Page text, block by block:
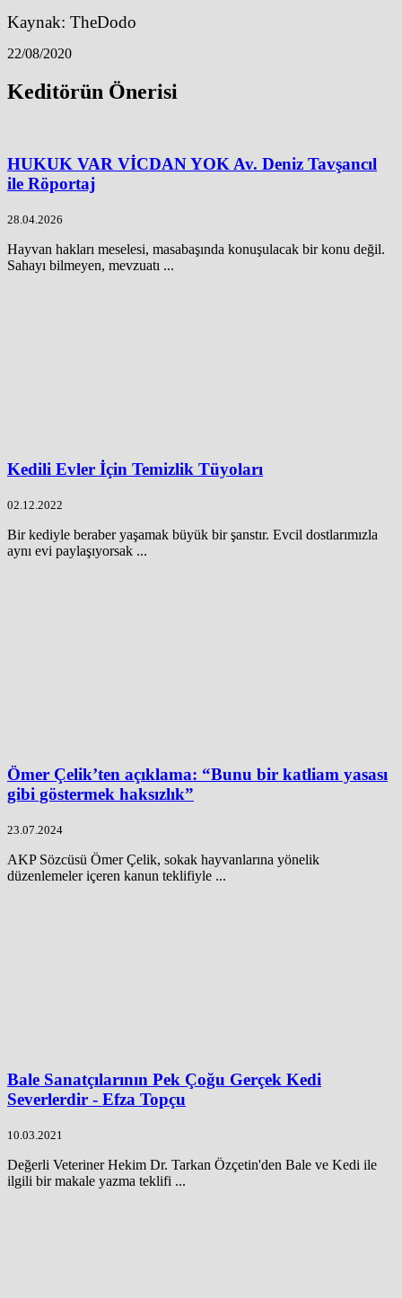
Kaynak: TheDodo
22/08/2020
Keditörün Önerisi
HUKUK VAR VİCDAN YOK Av. Deniz Tavşancıl
ile Röportaj
28.04.2026
Hayvan hakları meselesi, masabaşında konuşulacak bir konu değil.
Sahayı bilmeyen, mevzuatı ...
Kedili Evler İçin Temizlik Tüyoları
02.12.2022
Bir kediyle beraber yaşamak büyük bir şanstır. Evcil dostlarımızla
aynı evi paylaşıyorsak ...
Ömer Çelik’ten açıklama: “Bunu bir katliam yasası
gibi göstermek haksızlık”
23.07.2024
AKP Sözcüsü Ömer Çelik, sokak hayvanlarına yönelik
düzenlemeler içeren kanun teklifiyle ...
Bale Sanatçılarının Pek Çoğu Gerçek Kedi
Severlerdir - Efza Topçu
10.03.2021
Değerli Veteriner Hekim Dr. Tarkan Özçetin'den Bale ve Kedi ile
ilgili bir makale yazma teklifi ...